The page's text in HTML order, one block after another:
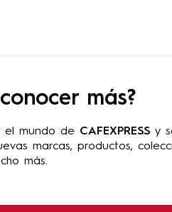
más?
el mundo de CAFEXPRESS y
marcas, productos,
más.